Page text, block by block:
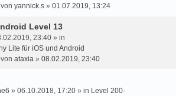
yannick.s » 01.07.2019, 13:24
Level 13
23:40 » in
Lite für iOS und Android
ataxia » 08.02.2019, 23:40
» 06.10.2018, 17:20 » in Level 200-